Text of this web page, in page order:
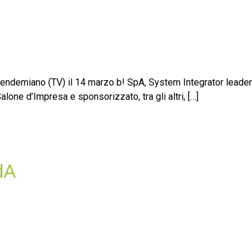
(TV) il 14 marzo b! SpA, System Integrator leader
d’Impresa e sponsorizzato, tra gli altri, […]